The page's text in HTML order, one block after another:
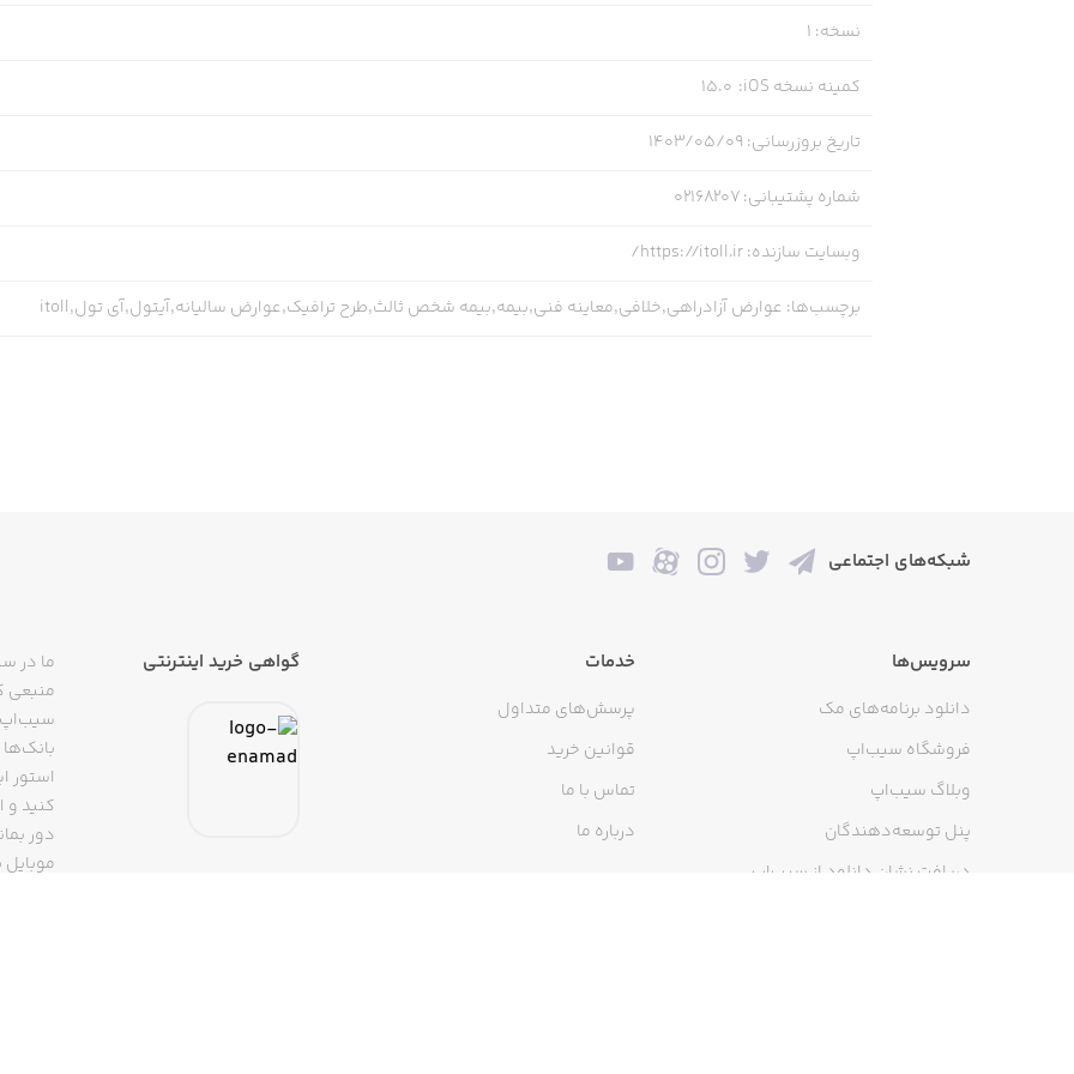
نسخه:
1
کمینه نسخه iOS :
15.0
تاریخ بروزرسانی: ۱۴۰۳/۰۵/۰۹
شماره پشتیبانی:
02168207
وبسایت سازنده:
https://itoll.ir/
برچسب‌ها: عوارض آزادراهی,خلافی,معاینه فنی,بیمه,بیمه شخص ثالث,طرح ترافیک,عوارض سالیانه,آیتول,آی تول,itoll
شبکه‌های اجتماعی
سرویس‌ها
دانلود برنامه‌های مک
فروشگاه سیب‌اپ
وبلاگ سیب‌اپ
پنل توسعه‌دهندگان
دریافت نشان دانلود از سیب‌اپ
خدمات
پرسش‌های متداول
قوانین خرید
تماس با ما
درباره ما
گواهی خرید اینترنتی
ما در
منبعی
سیب‌اپ
استور
دور
موبایل